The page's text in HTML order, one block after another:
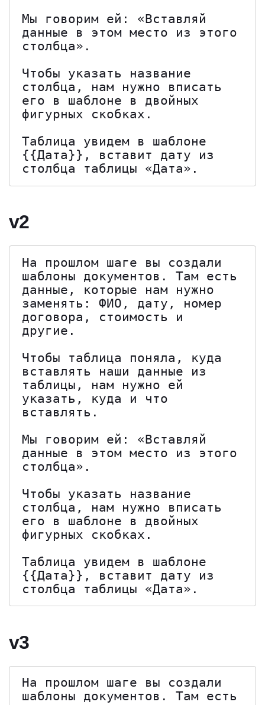
Мы говорим ей: «Вставляй
данные в этом место из этого
столбца».
Чтобы указать название
столбца, нам нужно вписать
его в шаблоне в двойных
фигурных скобках.
Таблица увидем в шаблоне
{{Дата}}, вставит дату из
столбца таблицы «Дата».
v2
На прошлом шаге вы создали
шаблоны документов. Там есть
данные, которые нам нужно
заменять: ФИО, дату, номер
договора, стоимость и
другие.
Чтобы таблица поняла, куда
вставлять наши данные из
таблицы, нам нужно ей
указать, куда и что
вставлять.
Мы говорим ей: «Вставляй
данные в этом место из этого
столбца».
Чтобы указать название
столбца, нам нужно вписать
его в шаблоне в двойных
фигурных скобках.
Таблица увидем в шаблоне
{{Дата}}, вставит дату из
столбца таблицы «Дата».
v3
На прошлом шаге вы создали
шаблоны документов. Там есть